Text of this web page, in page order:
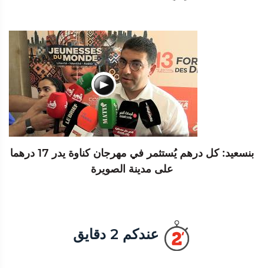
بنسعيد: كل درهم يُستثمر في مهرجان كناوة يدر 17 درهما
على مدينة الصويرة
عندكم 2 دقايق